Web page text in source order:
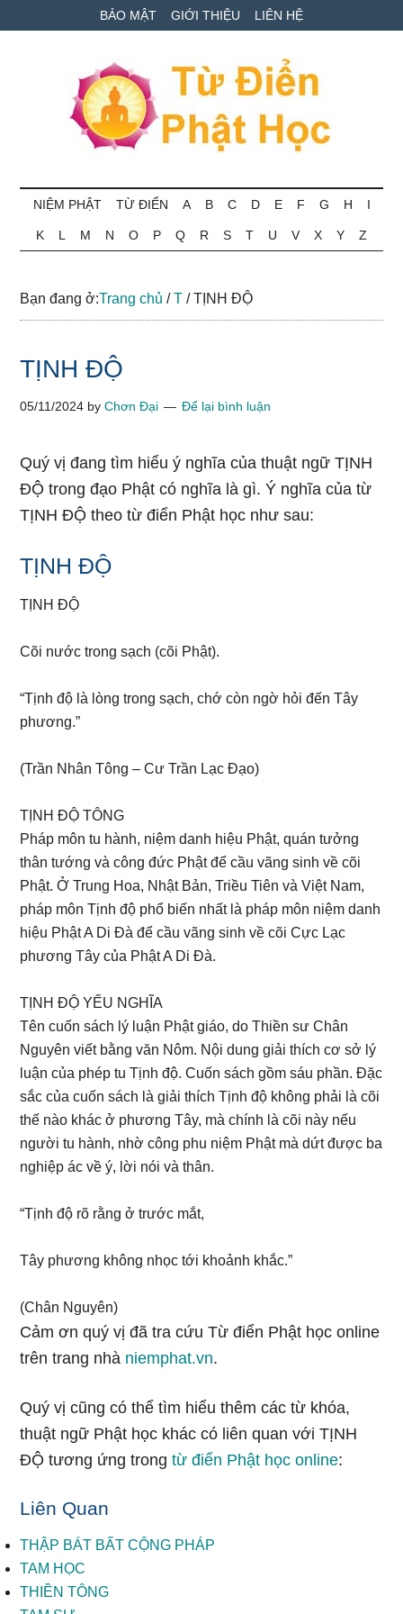
to
to
qua
BẢO MẬT GIỚI THIỆU LIÊN HỆ
Từ
điển
Phật
học
ngữ
NIỆM PHẬT TỪ ĐIỂN A B C D E F G H I
K L M N O P Q R S T U V X Y Z
Bạn đang ở:Trang chủ / T /TỊNH ĐỘ
TỊNH ĐỘ
05/11/2024 byChơn Đại Để lại bình luận
Quý vị đang tìm hiểu ý nghĩa của thuật ngữ TỊNH
ĐỘ trong đạo Phật có nghĩa là gì. Ý nghĩa của từ
TỊNH ĐỘ theo từ điển Phật học như sau:
TỊNH ĐỘ
TỊNH ĐỘ
Cõi nước trong sạch (cõi Phật).
“Tịnh độ là lòng trong sạch, chớ còn ngờ hỏi đến Tây
phương.”
(Trần Nhân Tông – Cư Trần Lạc Đạo)
TỊNH ĐỘ TÔNG
Pháp môn tu hành, niệm danh hiệu Phật, quán tưởng
thân tướng và công đức Phật để cầu vãng sinh về cõi
Phật. Ở Trung Hoa, Nhật Bản, Triều Tiên và Việt Nam,
pháp môn Tịnh độ phổ biến nhất là pháp môn niệm danh
hiệu Phật A Di Đà để cầu vãng sinh về cõi Cực Lạc
phương Tây của Phật A Di Đà.
TỊNH ĐỘ YẾU NGHĨA
Tên cuốn sách lý luận Phật giáo, do Thiền sư Chân
Nguyên viết bằng văn Nôm. Nội dung giải thích cơ sở lý
luận của phép tu Tịnh độ. Cuốn sách gồm sáu phần. Đặc
sắc của cuốn sách là giải thích Tịnh độ không phải là cõi
thế nào khác ở phương Tây, mà chính là cõi này nếu
người tu hành, nhờ công phu niệm Phật mà dứt được ba
nghiệp ác về ý, lời nói và thân.
“Tịnh độ rõ rằng ở trước mắt,
Tây phương không nhọc tới khoảnh khắc.”
(Chân Nguyên)
Cảm ơn quý vị đã tra cứu Từ điển Phật học online
trên trang nhà niemphat.vn.
Quý vị cũng có thể tìm hiểu thêm các từ khóa,
thuật ngữ Phật học khác có liên quan với TỊNH
ĐỘ tương ứng trongtừ điển Phật học online:
Liên Quan
THẬP BÁT BẤT CỘNG PHÁP
TAM HỌC
THIỀN TÔNG